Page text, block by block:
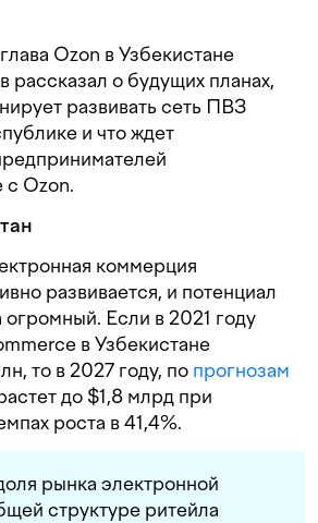
Ozon в Узбекистане
о будущих планах,
развивать сеть ПВЗ
и что ждет
с Ozon.
коммерция
развивается, и потенциал
Если в 2021 году
в Узбекистане
то в 2027 году, по прогнозам
до $1,8 млрд при
роста в 41,4%.
рынка электронной
структуре ритейла